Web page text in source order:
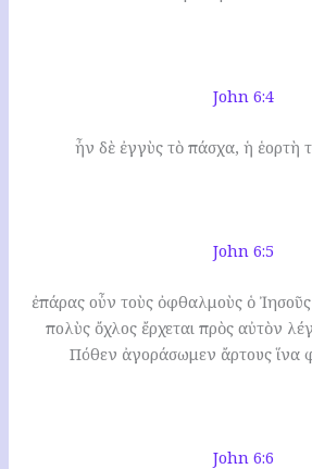
John 6:4
ἦν δὲ ἐγγὺς τὸ πάσχα, ἡ ἑορτὴ
John 6:5
ἐπάρας οὖν τοὺς ὀφθαλμοὺς ὁ Ἰησοῦς
πολὺς ὄχλος ἔρχεται πρὸς αὐτὸν
Πόθεν ἀγοράσωμεν ἄρτους ἵνα
John 6:6